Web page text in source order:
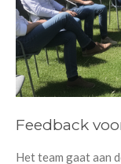
Feedback
Het team gaat aan